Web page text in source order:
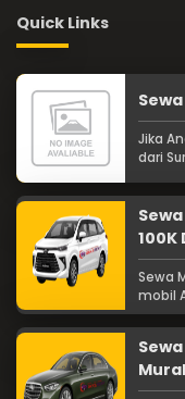
Quick Links
Jika
dari
100K
Sewa
mobil